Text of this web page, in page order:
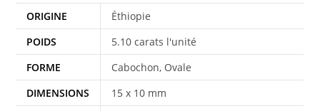
ORIGINE
Éthiopie
POIDS
5.10 carats l'unité
FORME
Cabochon, Ovale
DIMENSIONS
15 x 10 mm